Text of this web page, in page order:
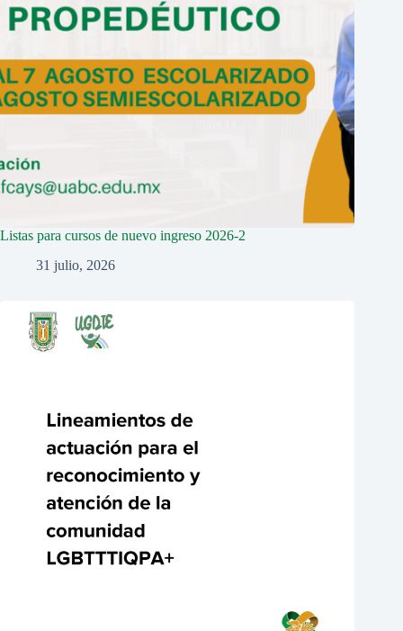
Listas para cursos de nuevo ingreso 2026-2
31 julio, 2026